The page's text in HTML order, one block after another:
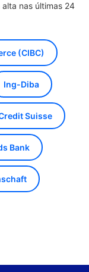
nas últimas 24
(CIBC)
Ing-Diba
Suisse
Bank